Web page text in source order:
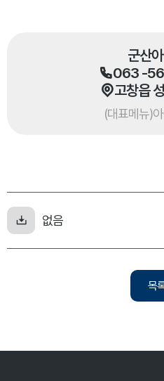
군산
063 -
고창읍
(대표메뉴)
없음
목